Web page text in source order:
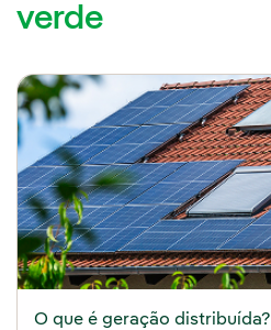
verde
O que é geração distribuída?